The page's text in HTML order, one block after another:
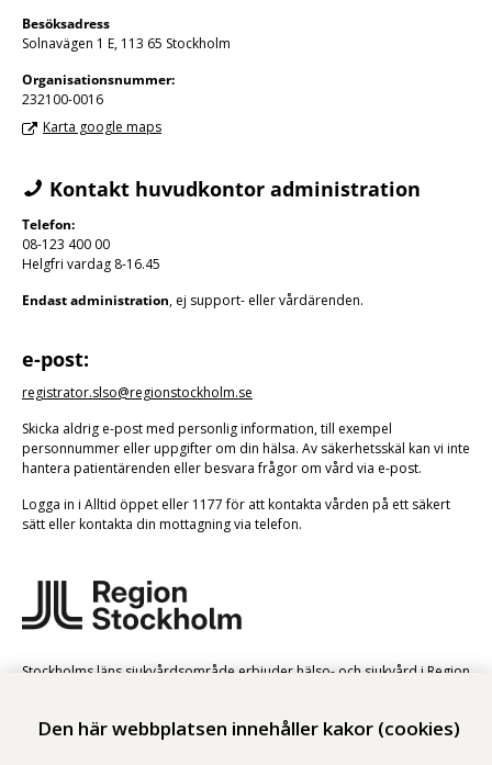
Den här webbplatsen innehåller kakor (cookies)
Besöksadress
Solnavägen 1 E, 113 65 Stockholm
Organisations­nummer:
232100-0016
Karta google maps
Kontakt huvudkontor administration
Telefon:
08-123 400 00
Helgfri vardag 8-16.45
Endast administration, ej support- eller vårdärenden.
e-post:
registrator.slso@regionstockholm.se
Skicka aldrig e-post med personlig information, till exempel
personnummer eller uppgifter om din hälsa. Av säkerhetsskäl kan vi inte
hantera patientärenden eller besvara frågor om vård via e-post.
Logga in i Alltid öppet eller 1177 för att kontakta vården på ett säkert
sätt eller kontakta din mottagning via telefon.
Stockholms läns sjukvårdsområde erbjuder hälso- och sjukvård i Region
Samtliga bilder på webbplatsen är tagna av fotograf Yanan Li om inget